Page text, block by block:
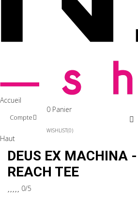
Accueil
Compte
0 Panier
WISHLIST 0
Haut
DEUS EX MACHINA
REACH TEE
0/5